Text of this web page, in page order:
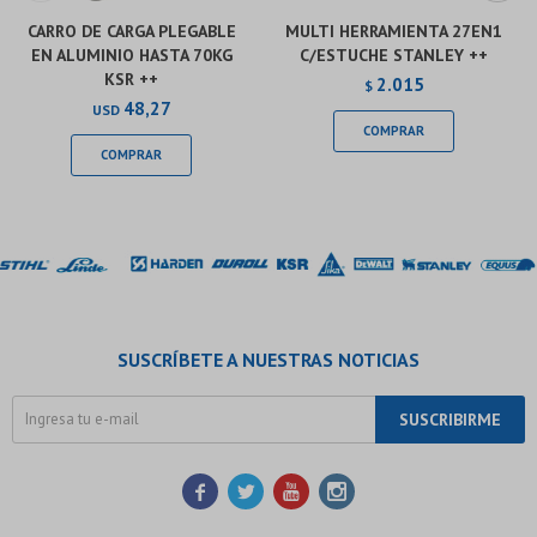
CARRO DE CARGA PLEGABLE
EN ALUMINIO HASTA 70KG
KSR ++
USD 48,27
MULTI HERRAMIENTA 27EN1
C/ESTUCHE STANLEY ++
$ 2.015
SUSCRÍBETE A NUESTRAS NOTICIAS
SUSCRIBIRME
   